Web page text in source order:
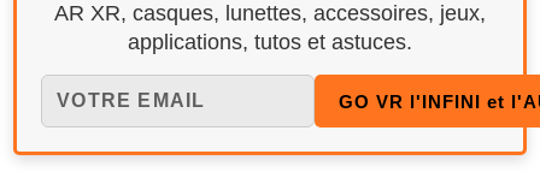
AR XR, casques, lunettes, accessoires, jeux,
applications, tutos et astuces.